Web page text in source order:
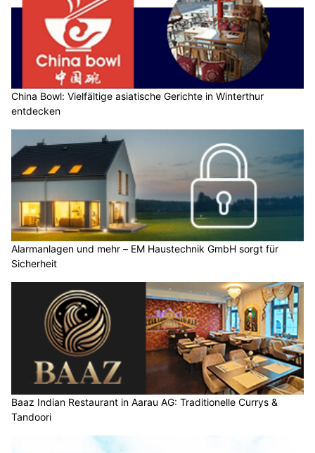
China Bowl: Vielfältige asiatische Gerichte in Winterthur
entdecken
Alarmanlagen und mehr – EM Haustechnik GmbH sorgt für
Sicherheit
Baaz Indian Restaurant in Aarau AG: Traditionelle Currys &
Tandoori